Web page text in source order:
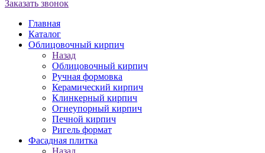
Заказать звонок
Главная
Каталог
Облицовочный кирпич
Назад
Облицовочный кирпич
Ручная формовка
Керамический кирпич
Клинкерный кирпич
Огнеупорный кирпич
Печной кирпич
Ригель формат
Фасадная плитка
Назад